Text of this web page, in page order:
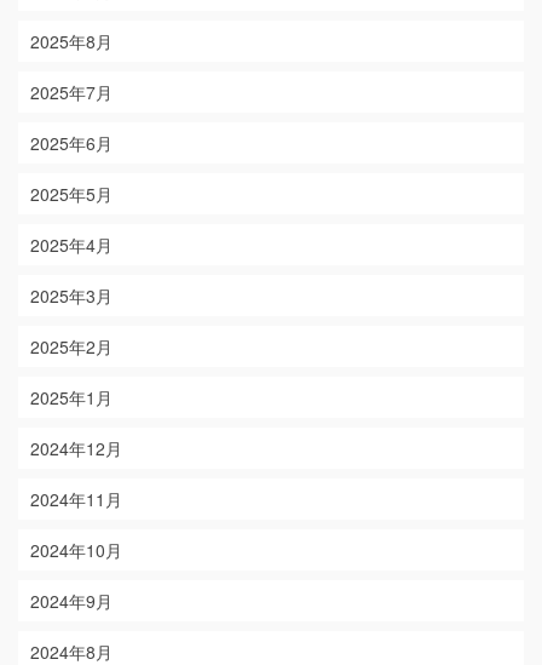
2025年8月
2025年7月
2025年6月
2025年5月
2025年4月
2025年3月
2025年2月
2025年1月
2024年12月
2024年11月
2024年10月
2024年9月
2024年8月